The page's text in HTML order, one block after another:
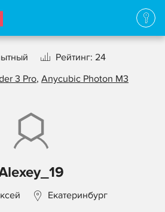
Рейтинг: 24
3 Pro, Anycubic Photon M3
Екатеринбург